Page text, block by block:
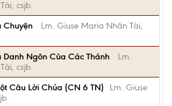
csjb.
Chuyện
Lm. Giuse Maria Nhân Tài,
Ngôn Của Các Thánh
Lm.
csjb.
Câu Lời Chúa (CN 6 TN)
Lm. Giuse